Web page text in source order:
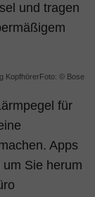
und tragen
Foto: © Bose
für
Apps
Sie herum